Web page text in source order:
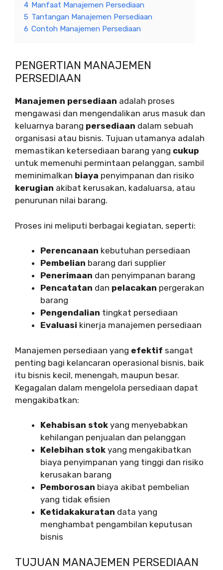
4 Manfaat Manajemen Persediaan
5 Tantangan Manajemen Persediaan
6 Contoh Manajemen Persediaan
PENGERTIAN MANAJEMEN
PERSEDIAAN
Manajemen persediaan adalah proses
mengawasi dan mengendalikan arus masuk dan
keluarnya barang persediaan dalam sebuah
organisasi atau bisnis. Tujuan utamanya adalah
memastikan ketersediaan barang yang cukup
untuk memenuhi permintaan pelanggan, sambil
meminimalkan biaya penyimpanan dan risiko
kerugian akibat kerusakan, kadaluarsa, atau
penurunan nilai barang.
Proses ini meliputi berbagai kegiatan, seperti:
Perencanaan kebutuhan persediaan
Pembelian barang dari supplier
Penerimaan dan penyimpanan barang
Pencatatan dan pelacakan pergerakan
barang
Pengendalian tingkat persediaan
Evaluasi kinerja manajemen persediaan
Manajemen persediaan yang efektif sangat
penting bagi kelancaran operasional bisnis, baik
itu bisnis kecil, menengah, maupun besar.
Kegagalan dalam mengelola persediaan dapat
mengakibatkan:
Kehabisan stok yang menyebabkan
kehilangan penjualan dan pelanggan
Kelebihan stok yang mengakibatkan
biaya penyimpanan yang tinggi dan risiko
kerusakan barang
Pemborosan biaya akibat pembelian
yang tidak efisien
Ketidakakuratan data yang
menghambat pengambilan keputusan
bisnis
TUJUAN MANAJEMEN PERSEDIAAN